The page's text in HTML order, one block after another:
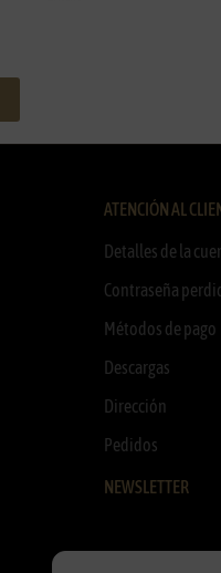
ATENCIÓN AL
Detalles de la
Contraseña
Métodos de pago
Descargas
Dirección
Pedidos
NEWSLETTER